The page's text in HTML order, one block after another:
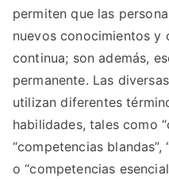
permiten que las
nuevos conocimientos y
continua; son además,
permanente. Las
utilizan diferentes
habilidades, tales como
“competencias
o “competencias